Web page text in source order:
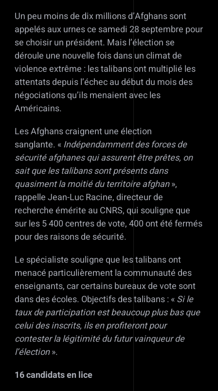
Un peu moins de dix millions d’Afghans sont
appelés aux urnes ce samedi 28 septembre pour
se choisir un président. Mais l’élection se
déroule une nouvelle fois dans un climat de
violence extrême : les talibans ont multiplié les
attentats depuis l’échec au début du mois des
négociations qu’ils menaient avec les
Américains.
Les Afghans craignent une élection
sanglante. «Indépendamment des forces de
sécurité afghanes qui assurent être prêtes, on
sait que les talibans sont présents dans
quasiment la moitié du territoire afghan»,
rappelle Jean-Luc Racine, directeur de
recherche émérite au CNRS, qui souligne que
sur les 5 400 centres de vote, 400 ont été fermés
pour des raisons de sécurité.
Le spécialiste souligne que les talibans ont
menacé particulièrement la communauté des
enseignants, car certains bureaux de vote sont
dans des écoles. Objectifs des talibans : «Si le
taux de participation est beaucoup plus bas que
celui des inscrits, ils en profiteront pour
contester la légitimité du futur vainqueur de
l’élection».
16 candidats en lice